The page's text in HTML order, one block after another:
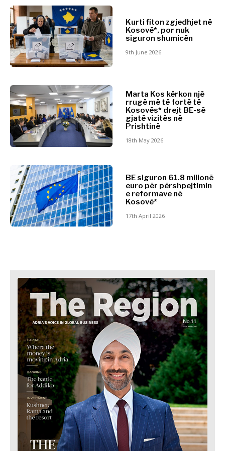
Maqedonia
e Veriut
Serbia
Sllovenia
Economy
Historitë
e Biznesit
Emërime
Industria
Ndërtim
Energjia
Mjedis
Financa
Qëndrueshmëri
Teknologji
Telekom
Turizëm
Transport
Tregti
Insights
Intervistë
Opinion
Bota
Analizë
Business &
Economy
Historitë
Biznesit
Emërime
Bujqësi
Industria
Ndërtim
Mjedis
Financa
FMCG
Shkencë
Minierat
Shitje
Telekom
Turizëm
Transport
Tregti
Insights
Intervistë
Opinion
Bota
Analizë
Kurti fiton zgjedhjet në
Kosovë*, por nuk
siguron shumicën
9th June 2026
Marta Kos kërkon një
rrugë më të fortë të
Kosovës* drejt BE-së
gjatë vizitës në
Prishtinë
18th May 2026
BE siguron 61.8 milionë
euro për përshpejtimin
e reformave në
Kosovë*
17th April 2026